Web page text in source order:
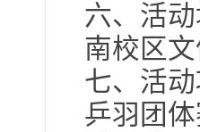
六、活
南校区
七、活动
乒羽团